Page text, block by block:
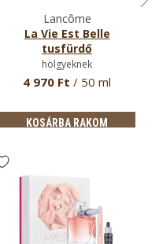
Lancôme
La Vie Est Belle
tusfürdő
hölgyeknek
4 970 Ft / 50 ml
KOSÁRBA RAKOM